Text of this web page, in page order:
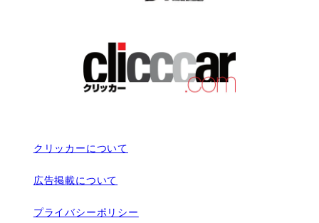
クリッカーについて
広告掲載について
プライバシーポリシー